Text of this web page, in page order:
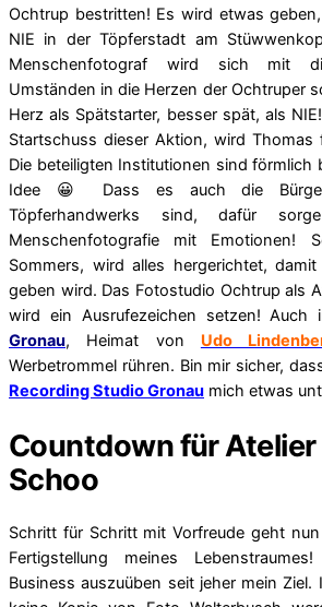
Ochtrup bestritten! Es wird etwas
NIE in der Töpferstadt am
Menschenfotograf wird sich mit
Umständen in die Herzen der Ochtruper
Herz als Spätstarter, besser spät, als
Startschuss dieser Aktion, wird Thomas
Die beteiligten Institutionen sind förmlich
Idee 😀 Dass es auch die
Töpferhandwerks sind, dafür
Menschenfotografie mit Emotionen!
Sommers, wird alles hergerichtet,
geben wird. Das Fotostudio Ochtrup als
wird ein Ausrufezeichen setzen! Auch
Gronau, Heimat von Udo
Werbetrommel rühren. Bin mir sicher,
Recording Studio Gronau mich etwas
Countdown für
Schoo
Schritt für Schritt mit Vorfreude geht
Fertigstellung meines
Business auszuüben seit jeher mein